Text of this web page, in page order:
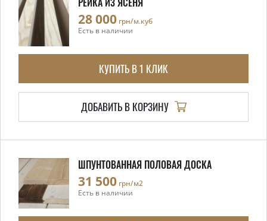
28 000 грн/м.куб
Есть в наличии
КУПИТЬ В 1 КЛИК
ДОБАВИТЬ В КОРЗИНУ
ШПУНТОВАННАЯ ПОЛОВАЯ ДОСКА
31 500 грн/м2
Есть в наличии